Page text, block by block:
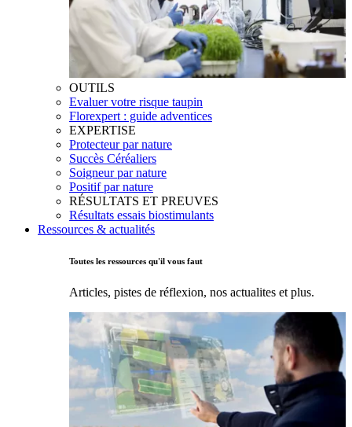
OUTILS
Evaluer votre risque taupin
Florexpert : guide adventices
EXPERTISE
Protecteur par nature
Succès Céréaliers
Soigneur par nature
Positif par nature
RÉSULTATS ET PREUVES
Résultats essais biostimulants
Ressources & actualités
Toutes les ressources qu'il vous faut
Articles, pistes de réflexion, nos actualites et plus.